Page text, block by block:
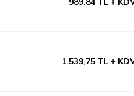
1.539,75 TL